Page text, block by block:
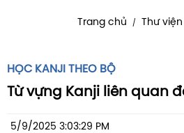
Trang chủ / Thư viện
HỌC KANJI THEO BỘ
Từ vựng Kanji liên quan
5/9/2025 3:03:29 PM